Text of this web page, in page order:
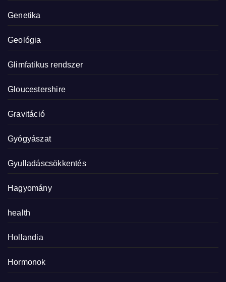
Genetika
Geológia
Glimfatikus rendszer
Gloucestershire
Gravitáció
Gyógyászat
Gyulladáscsökkentés
Hagyomány
health
Hollandia
Hormonok